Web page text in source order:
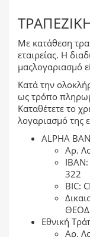
Με κατάθεση
εταιρείας. Η
μαςλογαριασμό
Κατά την
ως τρόπο
Καταθέτετε το
λογαριασμό της
ALPHA
Αρ.
322
BIC:
Εθνική
Αρ.